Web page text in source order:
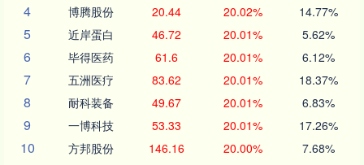
4 博腾股份 20.44 20.02% 14.77%
5 近岸蛋白 46.72 20.01% 5.62%
6 毕得医药 61.6 20.01% 6.12%
7 五洲医疗 83.62 20.01% 18.37%
8 耐科装备 49.67 20.01% 6.83%
9 一博科技 53.33 20.01% 17.26%
10 方邦股份 146.16 20.00% 7.68%